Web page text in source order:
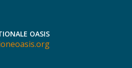
OASIS